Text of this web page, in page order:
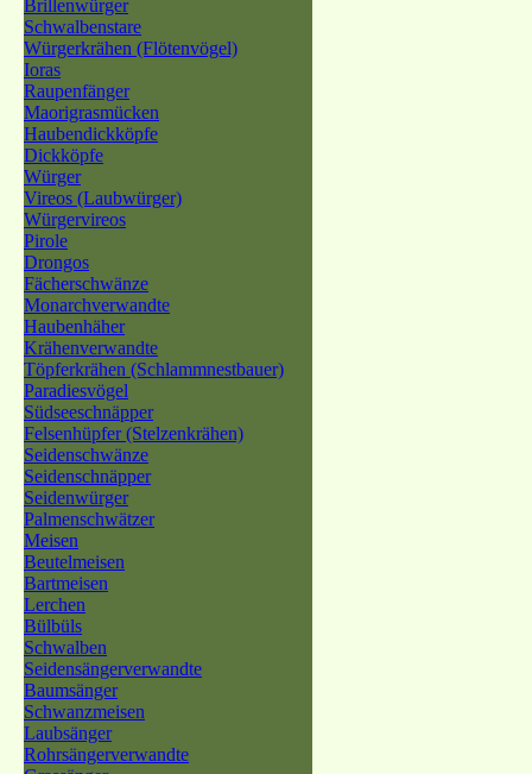
Brillenwürger
Schwalbenstare
Würgerkrähen (Flötenvögel)
Ioras
Raupenfänger
Maorigrasmücken
Haubendickköpfe
Dickköpfe
Würger
Vireos (Laubwürger)
Würgervireos
Pirole
Drongos
Fächerschwänze
Monarchverwandte
Haubenhäher
Krähenverwandte
Töpferkrähen (Schlammnestbauer)
Paradiesvögel
Südseeschnäpper
Felsenhüpfer (Stelzenkrähen)
Seidenschwänze
Seidenschnäpper
Seidenwürger
Palmenschwätzer
Meisen
Beutelmeisen
Bartmeisen
Lerchen
Bülbüls
Schwalben
Seidensängerverwandte
Baumsänger
Schwanzmeisen
Laubsänger
Rohrsängerverwandte